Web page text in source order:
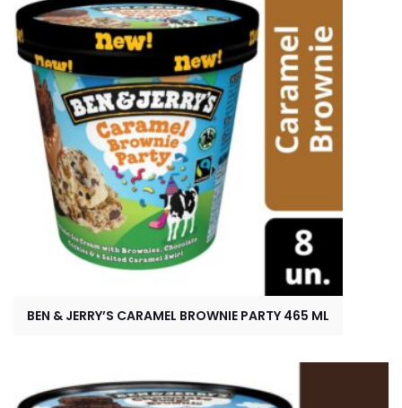
BEN & JERRY’S CARAMEL BROWNIE PARTY 465 ML